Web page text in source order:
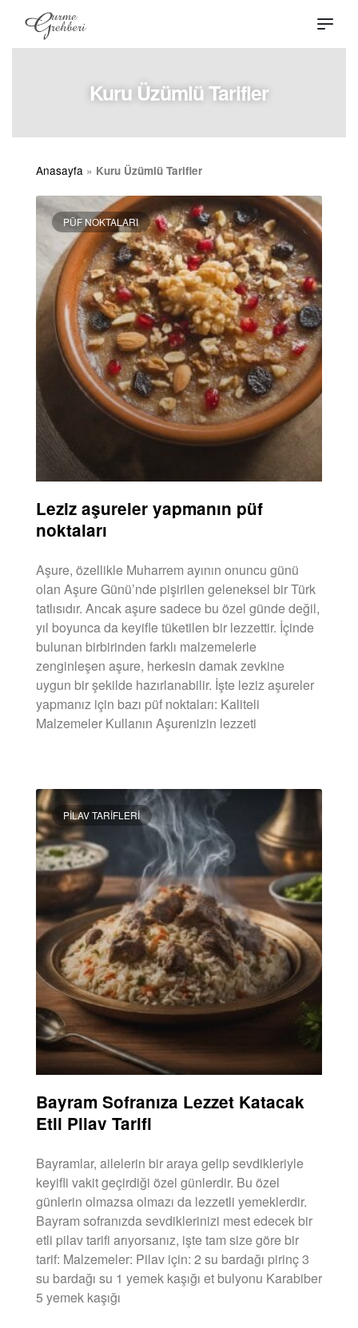
Kuru Üzümlü Tarifler
Anasayfa » Kuru Üzümlü Tarifler
PÜF NOKTALARI
Leziz aşureler yapmanın püf
noktaları
Aşure, özellikle Muharrem ayının onuncu günü
olan Aşure Günü’nde pişirilen geleneksel bir Türk
tatlısıdır. Ancak aşure sadece bu özel günde değil,
yıl boyunca da keyifle tüketilen bir lezzettir. İçinde
bulunan birbirinden farklı malzemelerle
zenginleşen aşure, herkesin damak zevkine
uygun bir şekilde hazırlanabilir. İşte leziz aşureler
yapmanız için bazı püf noktaları: Kaliteli
Malzemeler Kullanın Aşurenizin lezzeti
PILAV TARIFLERI
Bayram Sofranıza Lezzet Katacak
Etli Pilav Tarifi
Bayramlar, ailelerin bir araya gelip sevdikleriyle
keyifli vakit geçirdiği özel günlerdir. Bu özel
günlerin olmazsa olmazı da lezzetli yemeklerdir.
Bayram sofranızda sevdiklerinizi mest edecek bir
etli pilav tarifi arıyorsanız, işte tam size göre bir
tarif: Malzemeler: Pilav için: 2 su bardağı pirinç 3
su bardağı su 1 yemek kaşığı et bulyonu Karabiber
5 yemek kaşığı